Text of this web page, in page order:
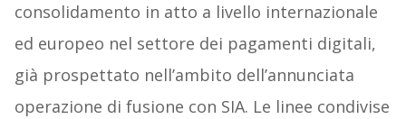
consolidamento in atto a livello internazionale
ed europeo nel settore dei pagamenti digitali,
già prospettato nell’ambito dell’annunciata
operazione di fusione con SIA. Le linee condivise